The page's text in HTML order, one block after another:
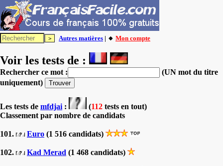
Autres matières | 🔸 Mon compte
Voir les tests de :
Rechercher ce mot :
(UN mot du titre
uniquement)
Les tests de mfdjai : (112 tests en tout)
Classement par nombre de candidats
101. Euro (1 516 candidats)
102. Kad Merad (1 468 candidats)